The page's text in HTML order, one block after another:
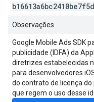
Observações
Google Mobile Ads SDK
publicidade (IDFA) da
diretrizes estabelecidas
para desenvolvedores
do contrato de licença
que regem o uso desse